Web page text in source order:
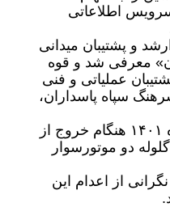
اطلاعاتی
و پشتیبان میدانی
معرفی شد و قوه
عملیاتی و فنی
سپاه پاسداران،
آقای صیاد خدایی خرداد ماه ۱۴۰۱ هنگام خروج از
دو موتورسوار
از اعدام این